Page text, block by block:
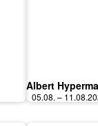
Albert
05.08. –